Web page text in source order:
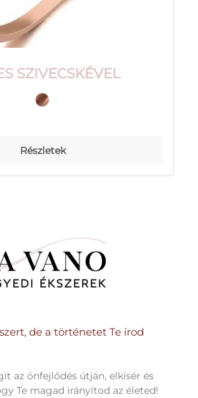
SZIVECSKÉVEL
Részletek
de a történetet Te írod
az önfejlődés útján, elkísér és
Te magad irányítod az életed!